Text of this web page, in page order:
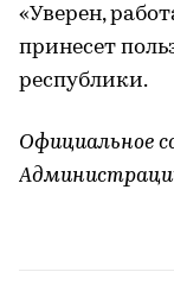
«Уверен,
принесет
республики.
Официальное